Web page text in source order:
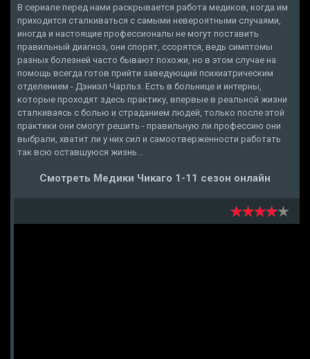
В сериале перед нами раскрывается работа медиков, когда им
приходится сталкиваться с самыми невероятными случаями,
иногда и настоящие профессионалы не могут поставить
правильный диагноз, они спорят, ссорятся, ведь симптомы
разных болезней часто бывают похожи, но в этом случае на
помощь всегда готов прийти заведующий психиатрическим
отделением - Дэниэл Чарльз. Есть в больнице и интерны,
которые проходят здесь практику, впервые в реальной жизни
сталкиваясь с болью и страданием людей, только после этой
практики они смогут решить - правильную ли профессию они
выбрали, хватит ли у них сил и самоотверженности работать
так всю оставшуюся жизнь...
Смотреть Медики Чикаго 1-11 сезон онлайн